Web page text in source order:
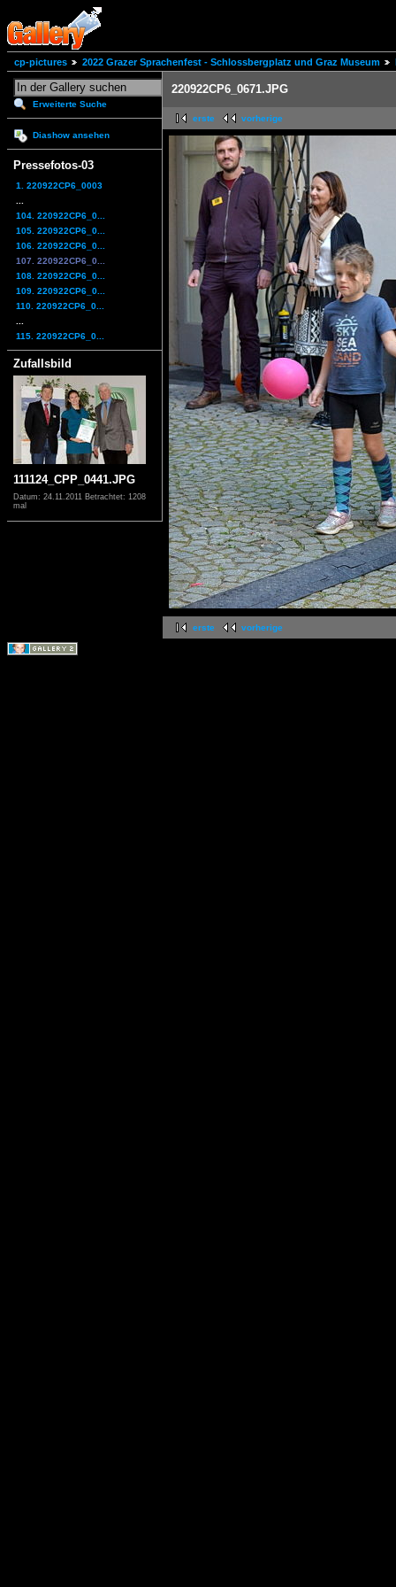
cp-pictures 2022 Grazer Sprachenfest - Schlossbergplatz und Graz Museum
Erweiterte Suche
Diashow ansehen
Pressefotos-03
1. 220922CP6_0003
104. 220922CP6_0...
105. 220922CP6_0...
106. 220922CP6_0...
107. 220922CP6_0...
108. 220922CP6_0...
109. 220922CP6_0...
110. 220922CP6_0...
115. 220922CP6_0...
Zufallsbild
111124_CPP_0441.JPG
Datum: 24.11.2011 Betrachtet: 1208
mal
220922CP6_0671.JPG
erste vorherige
erste vorherige